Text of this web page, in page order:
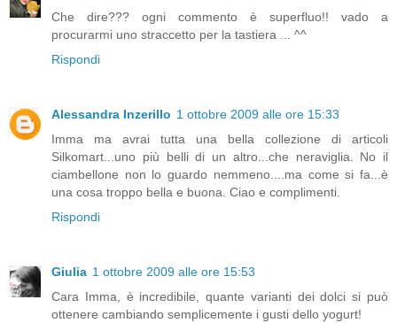
Che dire??? ogni commento è superfluo!! vado a
procurarmi uno straccetto per la tastiera ... ^^
Rispondi
Alessandra Inzerillo 1 ottobre 2009 alle ore 15:33
Imma ma avrai tutta una bella collezione di articoli
Silkomart...uno più belli di un altro...che neraviglia. No il
ciambellone non lo guardo nemmeno....ma come si fa...è
una cosa troppo bella e buona. Ciao e complimenti.
Rispondi
Giulia 1 ottobre 2009 alle ore 15:53
Cara Imma, è incredibile, quante varianti dei dolci si può
ottenere cambiando semplicemente i gusti dello yogurt!